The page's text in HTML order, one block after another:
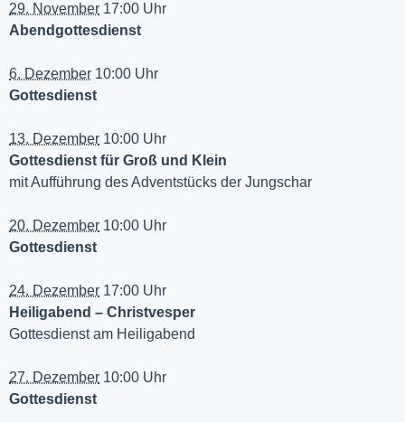
29. November 17:00 Uhr
Abendgottesdienst
6. Dezember 10:00 Uhr
Gottesdienst
13. Dezember 10:00 Uhr
Gottesdienst für Groß und Klein
mit Aufführung des Adventstücks der Jungschar
20. Dezember 10:00 Uhr
Gottesdienst
24. Dezember 17:00 Uhr
Heiligabend – Christvesper
Gottesdienst am Heiligabend
27. Dezember 10:00 Uhr
Gottesdienst